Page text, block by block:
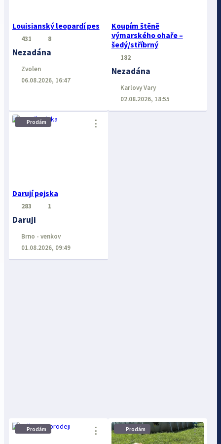
Louisianský leopardí pes
431 8
Nezadána
Zvolen
06.08.2026, 16:47
Koupím štěně
výmarského ohaře –
šedý/stříbrný
182
Nezadána
Karlovy Vary
02.08.2026, 18:55
Prodám
Darují pejska
⋮
283 1
Daruji
Brno - venkov
01.08.2026, 09:49
Prodám ⋮ Prodám ⋮